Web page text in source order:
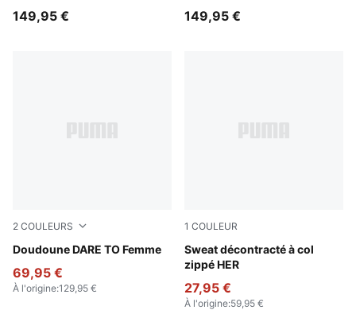
149,95 € 149,95 €
2 COULEURS
Doudoune DARE TO Femme
Gold Moon
69,95 €
À l'origine:129,95 €
1 COULEUR
Sweat décontracté à col
zippé HER
Ruby Shimmer
27,95 €
À l'origine:59,95 €